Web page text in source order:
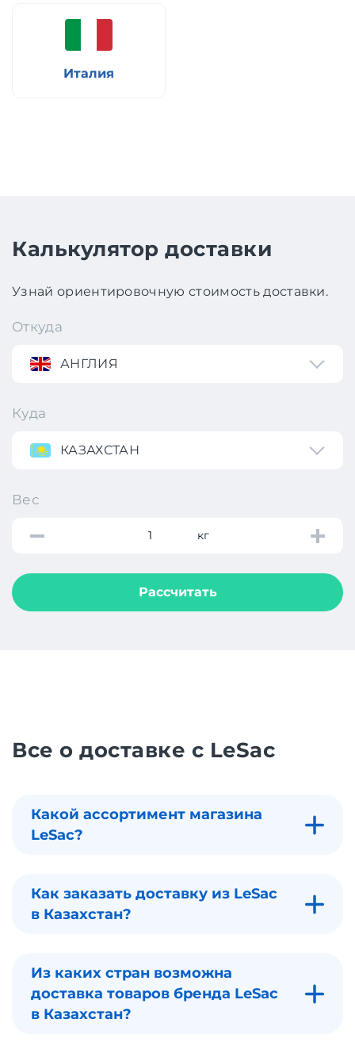
Италия
Калькулятор доставки
Узнай ориентировочную стоимость доставки.
Откуда
АНГЛИЯ
Куда
КАЗАХСТАН
Вес
кг
Рассчитать
Все о доставке с LeSac
Какой ассортимент магазина
LeSac?
Как заказать доставку из LeSac
в Казахстан?
Из каких стран возможна
доставка товаров бренда LeSac
в Казахстан?